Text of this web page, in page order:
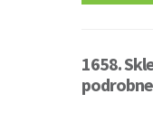
1658.